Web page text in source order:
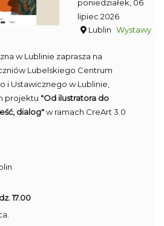
poniedziałek, 06
lipiec 2026
Lublin Wystawy
w Lublinie zaprasza na
Lubelskiego Centrum
i Ustawicznego w Lublinie,
projektu "Od ilustratora do
dialog"w ramach CreArt 3.0
17.00